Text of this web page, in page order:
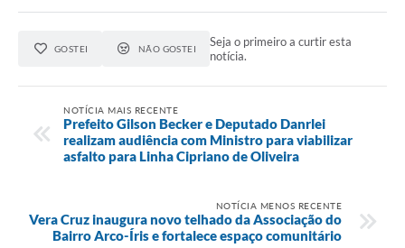
GOSTEI NÃO GOSTEI
Seja o primeiro a curtir esta
notícia.
NOTÍCIA MAIS RECENTE
Prefeito Gilson Becker e Deputado Danrlei
realizam audiência com Ministro para viabilizar
asfalto para Linha Cipriano de Oliveira
NOTÍCIA MENOS RECENTE
Vera Cruz inaugura novo telhado da Associação do
Bairro Arco-Íris e fortalece espaço comunitário